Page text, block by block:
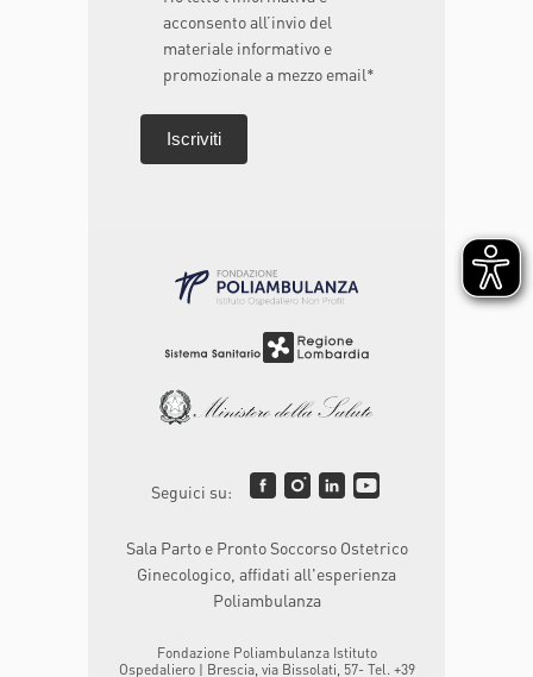
acconsento all’invio del
materiale informativo e
promozionale a mezzo email*
Seguici su:
Sala Parto e Pronto Soccorso Ostetrico
Ginecologico, affidati all'esperienza
Poliambulanza
Fondazione Poliambulanza Istituto
Ospedaliero | Brescia, via Bissolati, 57- Tel. +39